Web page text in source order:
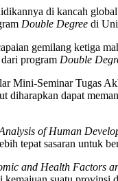
di kancah
Double Degree di
gemilang ketiga
program Double
Mini-Seminar Tugas
dapat
of Human
tepat sasaran untuk
and Health Factors